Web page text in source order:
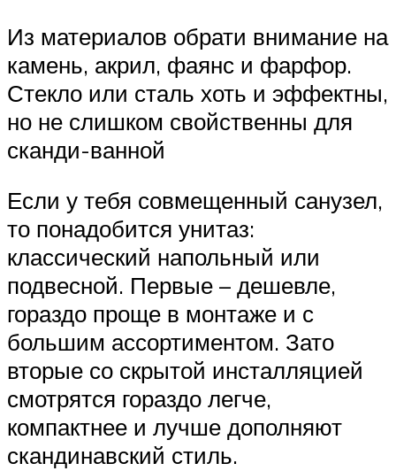
Из материалов обрати внимание на
камень, акрил, фаянс и фарфор.
Стекло или сталь хоть и эффектны,
но не слишком свойственны для
сканди-ванной
Если у тебя совмещенный санузел,
то понадобится унитаз:
классический напольный или
подвесной. Первые – дешевле,
гораздо проще в монтаже и с
большим ассортиментом. Зато
вторые со скрытой инсталляцией
смотрятся гораздо легче,
компактнее и лучше дополняют
скандинавский стиль.